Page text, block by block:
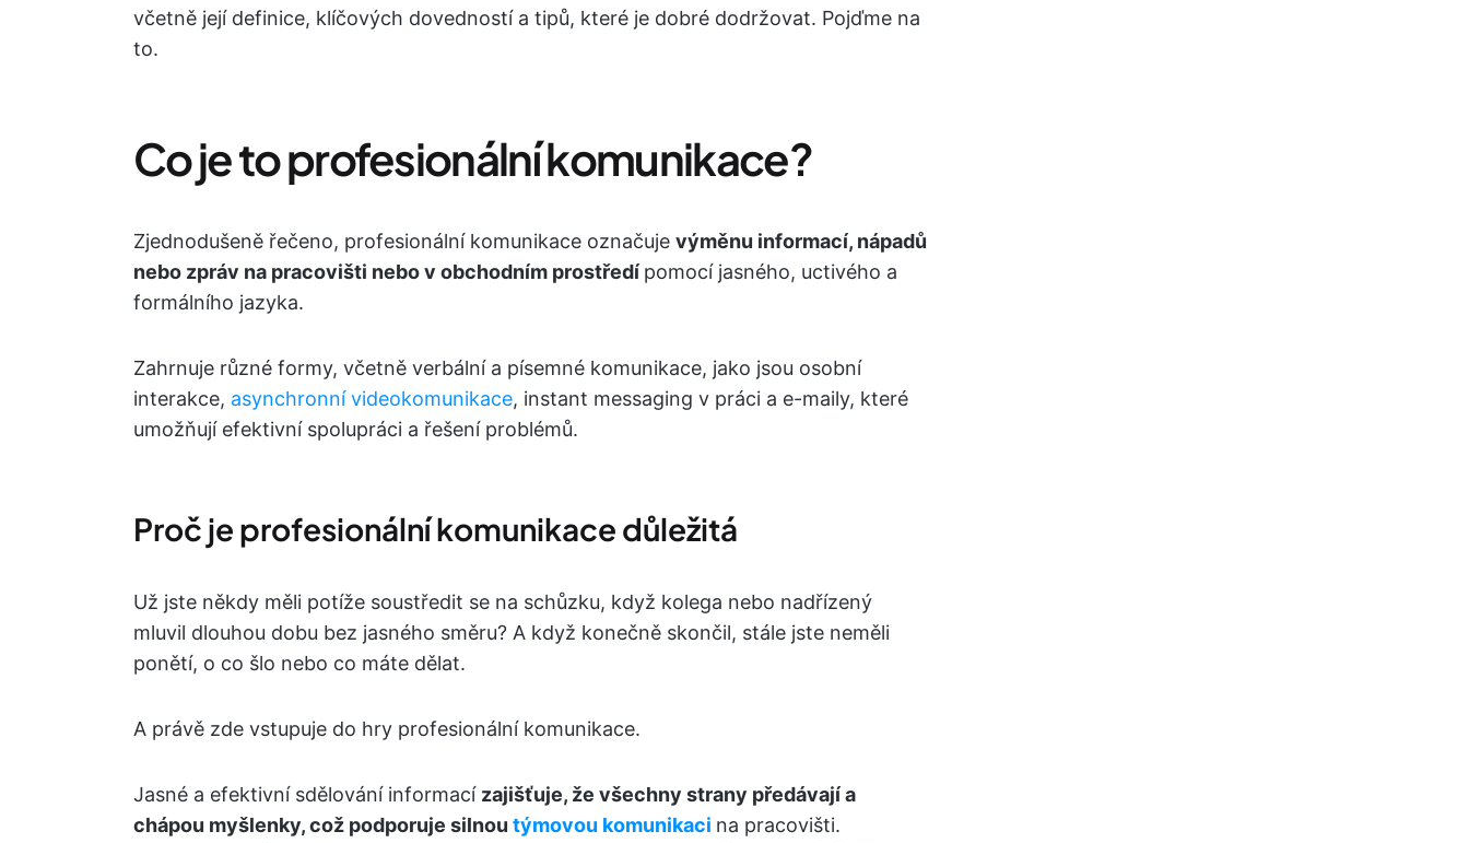
včetně její definice, klíčových dovedností a tipů, které je dobré dodržovat. Pojďme na
to.
Co je to profesionální komunikace?
Zjednodušeně řečeno, profesionální komunikace označuje výměnu informací, nápadů
nebo zpráv na pracovišti nebo v obchodním prostředí pomocí jasného, uctivého a
formálního jazyka.
Zahrnuje různé formy, včetně verbální a písemné komunikace, jako jsou osobní
interakce, asynchronní videokomunikace, instant messaging v práci a e-maily, které
umožňují efektivní spolupráci a řešení problémů.
Proč je profesionální komunikace důležitá
Už jste někdy měli potíže soustředit se na schůzku, když kolega nebo nadřízený
mluvil dlouhou dobu bez jasného směru? A když konečně skončil, stále jste neměli
ponětí, o co šlo nebo co máte dělat.
A právě zde vstupuje do hry profesionální komunikace.
Jasné a efektivní sdělování informací zajišťuje, že všechny strany předávají a
chápou myšlenky, což podporuje silnou týmovou komunikaci na pracovišti.